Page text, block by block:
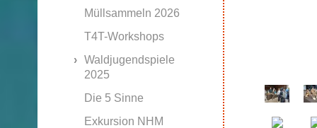
Müllsammeln 2026
T4T-Workshops
Waldjugendspiele
2025
Die 5 Sinne
Exkursion NHM